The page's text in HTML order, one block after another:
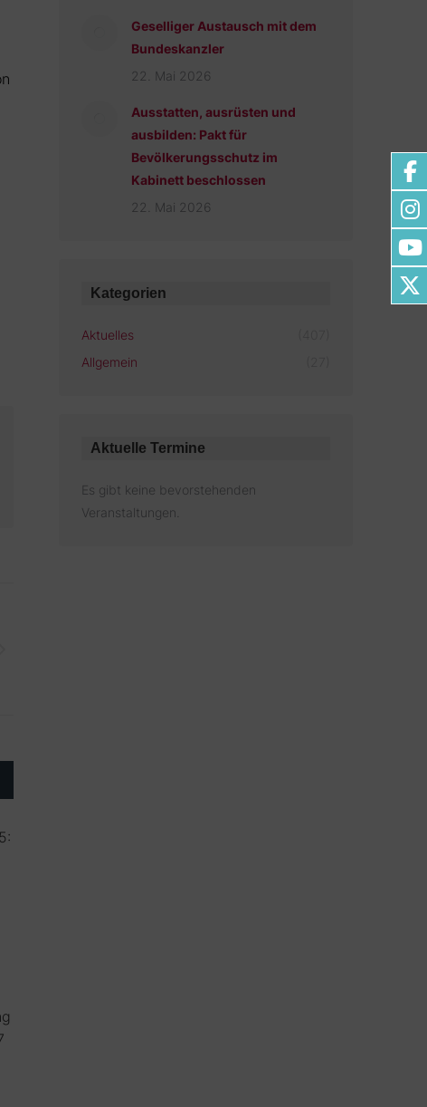
Geselliger Austausch mit dem
Bundeskanzler
22. Mai 2026
Ausstatten, ausrüsten und
ausbilden: Pakt für
Bevölkerungsschutz im
Kabinett beschlossen
22. Mai 2026
Kategorien
Aktuelles
Allgemein
Aktuelle Termine
Es gibt keine bevorstehenden
Veranstaltungen.